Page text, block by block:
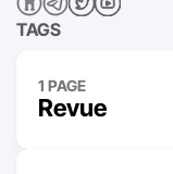
TAGS
1 PAGE
Revue